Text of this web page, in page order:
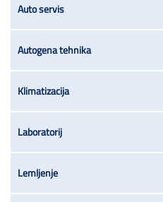
Auto servis
Autogena tehnika
Klimatizacija
Laboratorij
Lemljenje